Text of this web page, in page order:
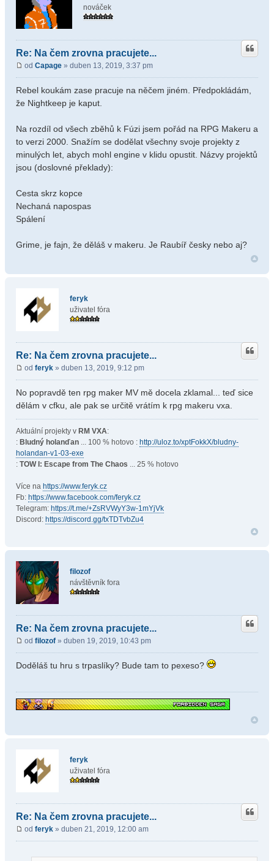
nováček
Re: Na čem zrovna pracujete...
od Capage » duben 13, 2019, 3:37 pm
Rebel koukám zase pracuje na něčem jiném. Předpokládám,
že Nightkeep je kaput.
Na rozdíl od všech zběhů k Fúzi jsem pořád na RPG Makeru a
to verzi 2000. Snažím se dodělat všechny svoje projekty z
minulých let, abych mohl engine v klidu opustit. Názvy projektů
jsou (doslovné překlady):
Cesta skrz kopce
Nechaná napospas
Spálení
Grime, je fajn, že děláš v makeru. Je Raubíř česky nebo aj?
feryk
uživatel fóra
Re: Na čem zrovna pracujete...
od feryk » duben 13, 2019, 9:12 pm
No popravdě ten rpg maker MV mě docela zklamal... teď sice
dělám v cfku, ale pak se určitě vrátím k rpg makeru vxa.
Aktuální projekty v RM VXA:
: Bludný holanďan ... 100 % hotovo : http://uloz.to/xptFokkX/bludny-
holandan-v1-03-exe
: TOW I: Escape from The Chaos ... 25 % hotovo
Více na https://www.feryk.cz
Fb: https://www.facebook.com/feryk.cz
Telegram: https://t.me/+ZsRVWyY3w-1mYjVk
Discord: https://discord.gg/txTDTvbZu4
filozof
návštěvník fora
Re: Na čem zrovna pracujete...
od filozof » duben 19, 2019, 10:43 pm
Doděláš tu hru s trpaslíky? Bude tam to pexeso?
feryk
uživatel fóra
Re: Na čem zrovna pracujete...
od feryk » duben 21, 2019, 12:00 am